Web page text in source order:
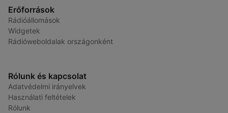
Erőforrások
Rádióállomások
Widgetek
Rádióweboldalak országonként
Rólunk és kapcsolat
Adatvédelmi irányelvek
Használati feltételek
Rólunk